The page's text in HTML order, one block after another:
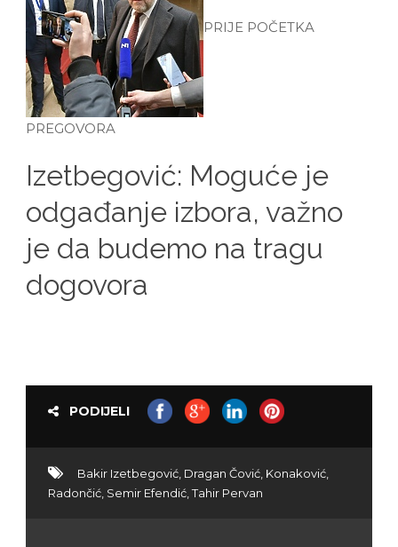
PRIJE POČETKA
PREGOVORA
Izetbegović: Moguće je
odgađanje izbora, važno
je da budemo na tragu
dogovora
PODIJELI
Bakir Izetbegović Dragan Čović Konaković
Radončić Semir Efendić Tahir Pervan